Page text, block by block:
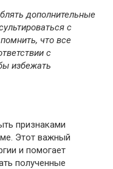
дополнительные
с
что все
с
избежать
признаками
Этот важный
и помогает
полученные